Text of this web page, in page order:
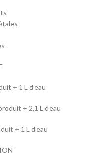
+ 1 L d’eau
+ 2,1 L d’eau
+ 1 L d’eau